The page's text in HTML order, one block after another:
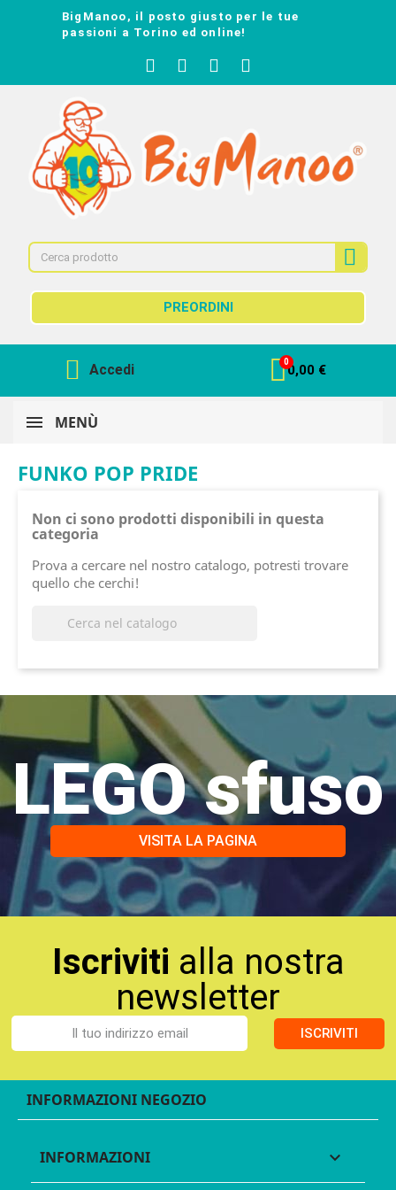
BigManoo, il posto giusto per le tue
passioni a Torino ed online!
PREORDINI
Accedi 0,00 €
MENÙ
FUNKO POP PRIDE
Non ci sono prodotti disponibili in questa
categoria
Prova a cercare nel nostro catalogo, potresti trovare
quello che cerchi!
LEGO sfuso
VISITA LA PAGINA
Iscriviti alla nostra
newsletter
ISCRIVITI
INFORMAZIONI NEGOZIO
INFORMAZIONI 